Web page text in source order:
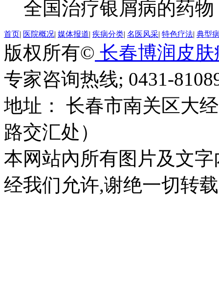
全国治疗银屑病的药
首页| 医院概况| 媒体报道| 疾病分类| 名医风采| 特色疗法| 典型
版权所有© 长春博润皮
专家咨询热线; 0431-
地址： 长春市南关区大
路交汇处）
本网站內所有图片及文
经我们允许,谢绝一切转载